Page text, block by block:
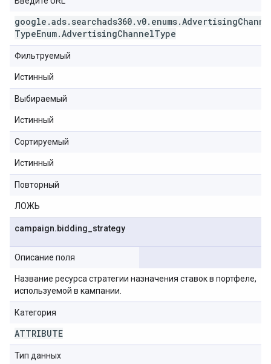
google .ads. searchads360.v0. enums.Advertising
TypeEnum.AdvertisingChannelType
Фильтруемый
Истинный
Выбираемый
Истинный
Сортируемый
Истинный
Повторный
ЛОЖЬ
campaign.bidding strategy
Описание поля
Название ресурса стратегии назначения ставок в портфеле,
используемой в кампании.
Категория
ATTRIBUTE
Тип данных